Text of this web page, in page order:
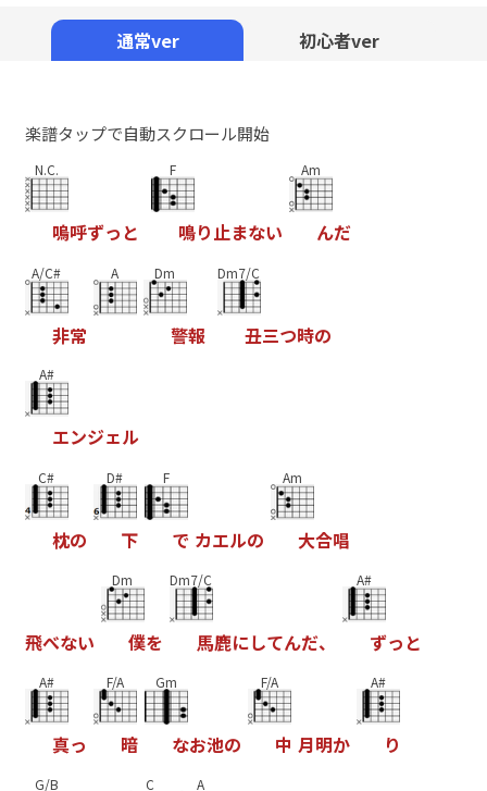
通常ver 初心者ver
楽譜タップで自動スクロール開始
N.C.
嗚呼ずっ と
F
鳴り止まない
Am
んだ
A/C#
非常
A Dm
警報
Dm7/C
丑三つ時の
A#
エンジェル
C#
枕の
D#
下
F
で カエルの
Am
大合唱
飛べない
Dm
僕を
Dm7/C
馬鹿にしてんだ、
A#
ずっ と
A#
真っ
F/A
暗
Gm
なお池の
F/A
中 月明か
A#
り
G/B C A